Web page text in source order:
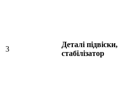
3
Деталі підвіски,
стабілізатор